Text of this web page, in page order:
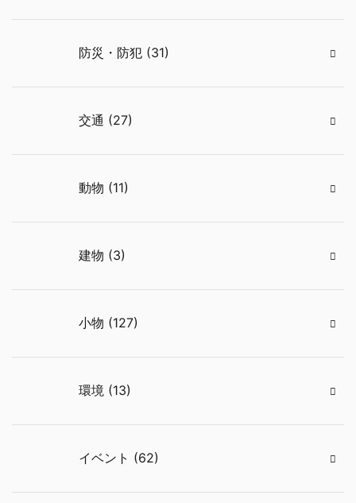
防災・防犯 (31)
交通 (27)
動物 (11)
建物 (3)
小物 (127)
環境 (13)
イベント (62)